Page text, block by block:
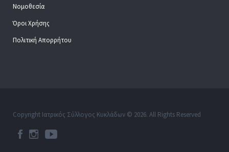
Νομοθεσία
Όροι Χρήσης
Πολιτική Απορρήτου
Copyright Ιατρικός Σύλλογος Κυκλάδων © 2026. All Rights Reserved